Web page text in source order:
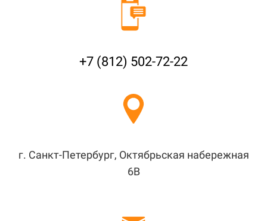
+7 (812) 502-72-22
г. Санкт-Петербург, Октябрьская набережная
6В